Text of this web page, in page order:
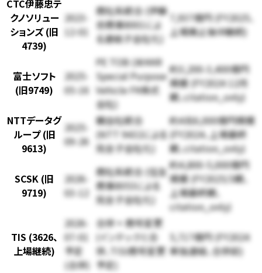
CTC伊藤忠テ
クノソリュー
ションズ (旧
4739)
2023-
12-01
商社系統合 (伊藤
忠商事8001によ
る連結子会社化)
7,937億円 (FY2025、
上場廃止後IR継続)
富士ソフト
(旧9749)
2025-
05-16
PE TOB (米KKR
Special Purpose
Vehicle FK株式
会社)
約3,200-3,400億円
規模 (FY2024 12月
期、citation_only)
NTTデータグ
ループ (旧
9613)
2025-
09-26
親会社統合
(NTT 9432による
完全子会社化)
約4兆6,000億円規模
(FY2024、上場最終
期、citation_only)
SCSK (旧
9719)
2026-
03-12
商社系統合 (住友
商事8053による
完全子会社化)
約4,800-5,000億円
規模 (FY2025/3期、
上場最終期、
citation_only)
TIS (3626、
上場継続)
2026-
07-01
予定
(合併)
合併 + 商号変更
(インテックと合
併、TISI商号変更
予定)
5,717億円 (FY2024
単独連結、合併前)